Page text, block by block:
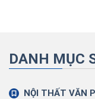
DANH MỤC
NỘI THẤT VĂN